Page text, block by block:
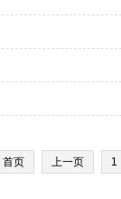
首页 上一页 1